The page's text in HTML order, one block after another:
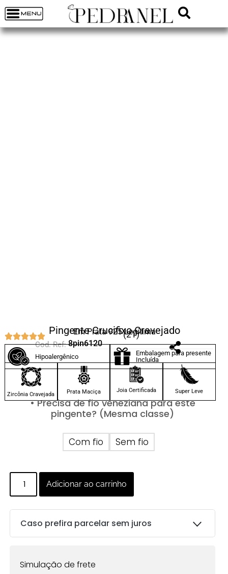
Pingente Crucifixo Cravejado
Em Prata 925 Legítima
(21)
Cod. Ref: 8pin6120
Hipoalergênico
Embalagem para presente
Incluída
Zircônia Cravejada Prata Maciça Joia Certificada Super Leve
• Precisa de fio veneziana para este
pingente? (Mesma classe)
Com fio Sem fio
Adicionar ao carrinho
Caso prefira parcelar sem juros
Simulação de frete